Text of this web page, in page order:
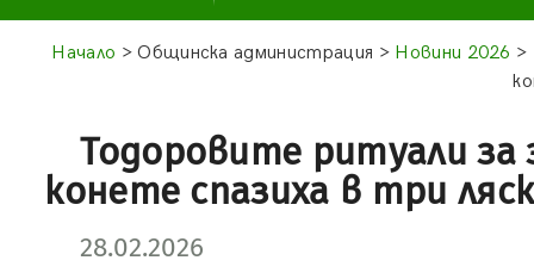
Начало > Общинска администрация > Новини 2026 >
Тодоровите ритуали за
конете спазиха в три
28.02.2026